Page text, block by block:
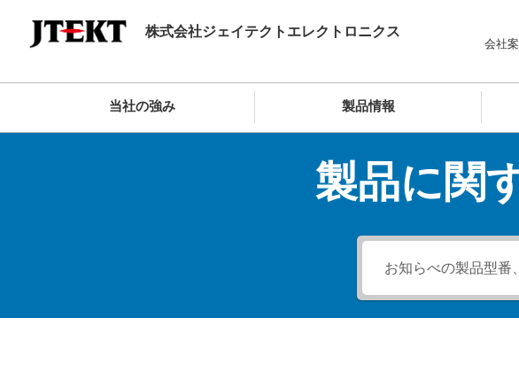
株式会社ジェイテクトエレクトロニクス
当社の強み 製品情報
会社
製品に関